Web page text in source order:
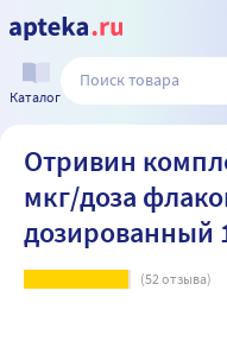
Каталог
Отривин
мкг/доза
дозированный
(52отзыва)